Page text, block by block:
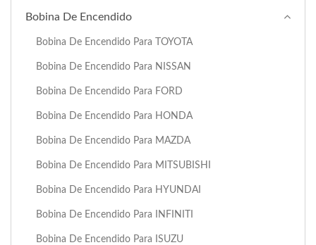
Bobina De Encendido
Bobina De Encendido Para TOYOTA
Bobina De Encendido Para NISSAN
Bobina De Encendido Para FORD
Bobina De Encendido Para HONDA
Bobina De Encendido Para MAZDA
Bobina De Encendido Para MITSUBISHI
Bobina De Encendido Para HYUNDAI
Bobina De Encendido Para INFINITI
Bobina De Encendido Para ISUZU